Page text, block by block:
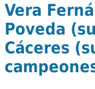
Vera
Poveda
Cáceres